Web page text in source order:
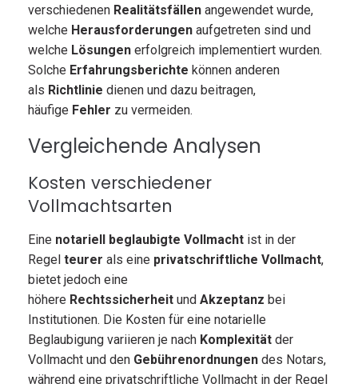
verschiedenen Realitätsfällen angewendet wurde,
welche Herausforderungen aufgetreten sind und
welche Lösungen erfolgreich implementiert wurden.
Solche Erfahrungsberichte können anderen
als Richtlinie dienen und dazu beitragen,
häufige Fehler zu vermeiden.
Vergleichende Analysen
Kosten verschiedener
Vollmachtsarten
Eine notariell beglaubigte Vollmacht ist in der
Regel teurer als eine privatschriftliche Vollmacht,
bietet jedoch eine
höhere Rechtssicherheit und Akzeptanz bei
Institutionen. Die Kosten für eine notarielle
Beglaubigung variieren je nach Komplexität der
Vollmacht und den Gebührenordnungen des Notars,
während eine privatschriftliche Vollmacht in der Regel